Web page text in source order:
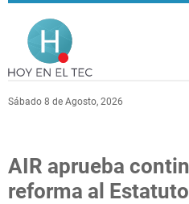
Pasar al contenido principal
Sábado 8 de Agosto, 2026
AIR aprueba
reforma al